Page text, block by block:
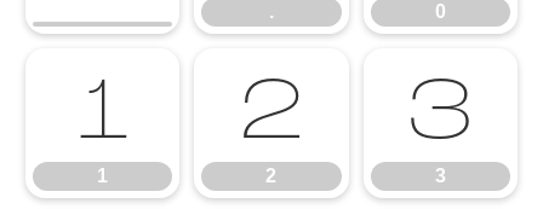
. 0
1
1
2
2
3
3